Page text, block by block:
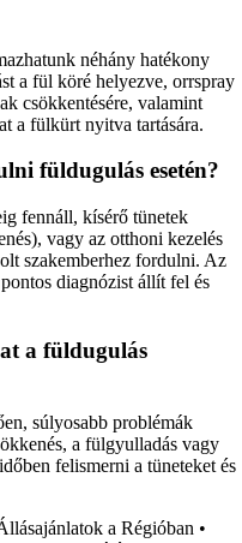
néhány hatékony
a fül köré helyezve, orrspray
csökkentésére, valamint
a fülkürt nyitva tartására.
füldugulás esetén?
fennáll, kísérő tünetek
vagy az otthoni kezelés
szakemberhez fordulni. Az
diagnózist állít fel és
a füldugulás
súlyosabb problémák
a fülgyulladás vagy
felismerni a tüneteket és
a Régióban •